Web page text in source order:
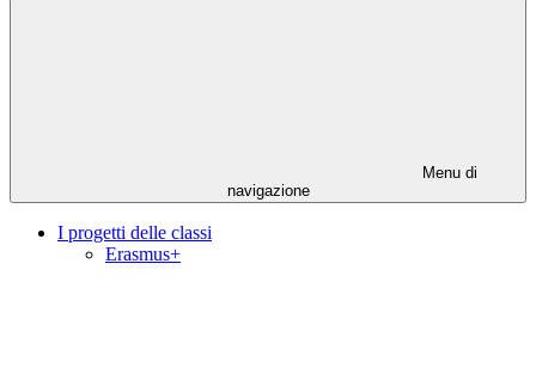
Menu di
navigazione
I progetti delle classi
Erasmus+